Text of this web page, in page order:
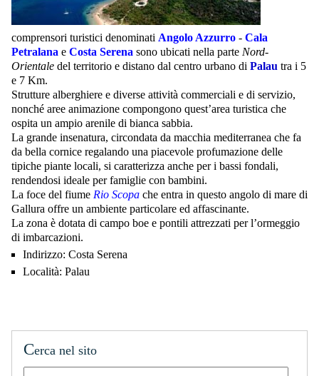
comprensori turistici denominati Angolo Azzurro - Cala
Petralana e Costa Serena sono ubicati nella parte Nord-
Orientale del territorio e distano dal centro urbano di Palau tra i 5
e 7 Km.
Strutture alberghiere e diverse attività commerciali e di servizio,
nonché aree animazione compongono quest’area turistica che
ospita un ampio arenile di bianca sabbia.
La grande insenatura, circondata da macchia mediterranea che fa
da bella cornice regalando una piacevole profumazione delle
tipiche piante locali, si caratterizza anche per i bassi fondali,
rendendosi ideale per famiglie con bambini.
La foce del fiume Rio Scopa che entra in questo angolo di mare di
Gallura offre un ambiente particolare ed affascinante.
La zona è dotata di campo boe e pontili attrezzati per l’ormeggio
di imbarcazioni.
Indirizzo: Costa Serena
Località: Palau
Cerca nel sito